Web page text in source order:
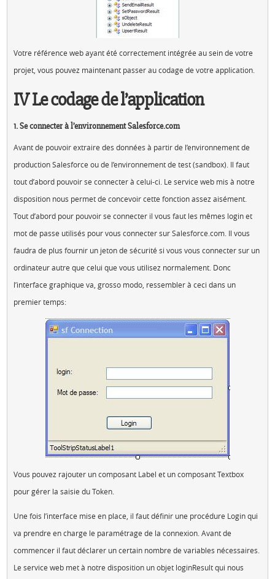
Votre référence web ayant été correctement intégrée au sein de votre
projet, vous pouvez maintenant passer au codage de votre application.
IV Le codage de l’application
1. Se connecter à l’environnement Salesforce.com
Avant de pouvoir extraire des données à partir de l’environnement de
production Salesforce ou de l’environnement de test (sandbox). Il faut
tout d’abord pouvoir se connecter à celui-ci. Le service web mis à notre
disposition nous permet de concevoir cette fonction assez aisément.
Tout d’abord pour pouvoir se connecter il vous faut les mêmes login et
mot de passe utilisés pour vous connecter sur Salesforce.com. Il vous
faudra de plus fournir un jeton de sécurité si vous vous connecter sur un
ordinateur autre que celui que vous utilisez normalement. Donc
l’interface graphique va, grosso modo, ressembler à ceci dans un
premier temps:
Vous pouvez rajouter un composant Label et un composant Textbox
pour gérer la saisie du Token.
Une fois l’interface mise en place, il faut définir une procédure Login qui
va prendre en charge le paramétrage de la connexion. Avant de
commencer il faut déclarer un certain nombre de variables nécessaires.
Le service web met à notre disposition un objet loginResult qui nous